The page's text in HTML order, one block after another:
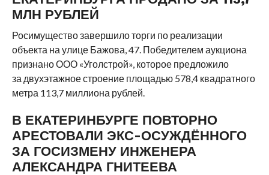
МЛН РУБЛЕЙ
Росимущество завершило торги по реализации
объекта на улице Бажова, 47. Победителем аукциона
признано ООО «Уголстрой», которое предложило
за двухэтажное строение площадью 578,4 квадратного
метра 113,7 миллиона рублей.
В ЕКАТЕРИНБУРГЕ ПОВТОРНО
АРЕСТОВАЛИ ЭКС-ОСУЖДЁННОГО
ЗА ГОСИЗМЕНУ ИНЖЕНЕРА
АЛЕКСАНДРА ГНИТЕЕВА